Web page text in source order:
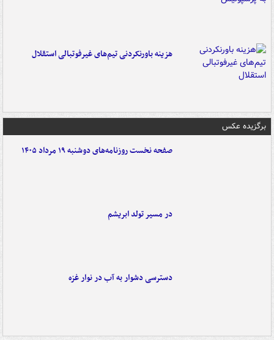
هزینه باورنکردنی تیم‌های غیرفوتبالی استقلال
برگزیده عکس
صفحه نخست روزنامه‌های دوشنبه ۱۹ مرداد ۱۴۰۵
در مسیر تولد ابریشم
دسترسی دشوار به آب در نوار غزه